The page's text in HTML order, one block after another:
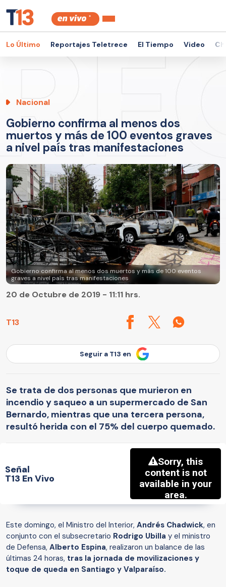
Lo Último Reportajes Teletrece El Tiempo Video
Nacional
Gobierno confirma al menos dos
muertos y más de 100 eventos graves
a nivel país tras manifestaciones
Gobierno confirma al menos dos muertos y más de 100 eventos
graves a nivel país tras manifestaciones
T13
20 de Octubre de 2019 - 11:11 hrs.
Seguir a T13 en
Se trata de dos personas que murieron en
incendio y saqueo a un supermercado de San
Bernardo, mientras que una tercera persona,
resultó herida con el 75% del cuerpo quemado.
Señal
T13 En Vivo
Este domingo, el Ministro del Interior, Andrés Chadwick, en
conjunto con el subsecretario Rodrigo Ubilla y el ministro
de Defensa, Alberto Espina, realizaron un balance de las
últimas 24 horas, tras la jornada de movilizaciones y
toque de queda en Santiago y Valparaíso.